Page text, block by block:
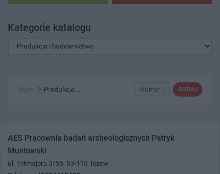
Kategorie katalogu
DODAJ
Numer ↓
Start Produkcja...
AES Pracownia badań archeologicznych Patryk
Muntowski
ul. Tetmajera 3/55, 83-110 Tczew